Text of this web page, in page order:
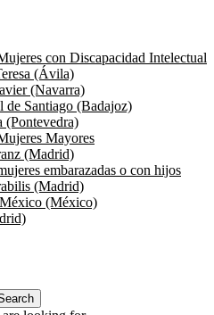
con Discapacidad Intelectual
(Ávila)
(Navarra)
de Santiago (Badajoz)
Mayores
(Madrid)
embarazadas o con hijos
(Madrid)
(México)